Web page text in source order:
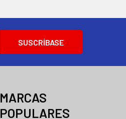
MARCAS
POPULARES